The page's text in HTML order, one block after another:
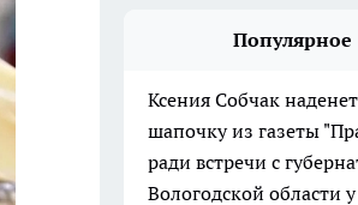
Популярное
Ксения Собчак наденет
шапочку из газеты
ради встречи с
Вологодской области у